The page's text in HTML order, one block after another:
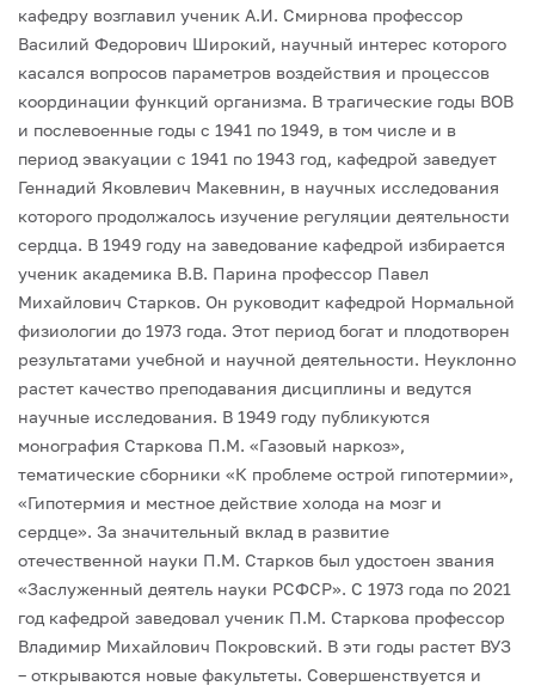
кафедру возглавил ученик А.И. Смирнова профессор
Василий Федорович Широкий, научный интерес которого
касался вопросов параметров воздействия и процессов
координации функций организма. В трагические годы ВОВ
и послевоенные годы с 1941 по 1949, в том числе и в
период эвакуации с 1941 по 1943 год, кафедрой заведует
Геннадий Яковлевич Макевнин, в научных исследования
которого продолжалось изучение регуляции деятельности
сердца. В 1949 году на заведование кафедрой избирается
ученик академика В.В. Парина профессор Павел
Михайлович Старков. Он руководит кафедрой Нормальной
физиологии до 1973 года. Этот период богат и плодотворен
результатами учебной и научной деятельности. Неуклонно
растет качество преподавания дисциплины и ведутся
научные исследования. В 1949 году публикуются
монография Старкова П.М. «Газовый наркоз»,
тематические сборники «К проблеме острой гипотермии»,
«Гипотермия и местное действие холода на мозг и
сердце». За значительный вклад в развитие
отечественной науки П.М. Старков был удостоен звания
«Заслуженный деятель науки РСФСР». С 1973 года по 2021
год кафедрой заведовал ученик П.М. Старкова профессор
Владимир Михайлович Покровский. В эти годы растет ВУЗ
– открываются новые факультеты. Совершенствуется и